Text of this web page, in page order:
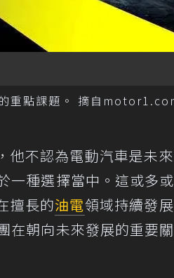
重點課題。 摘自
他不認為電動汽車是未
一種選擇當中。這或多
擅長的油電領域持續發
在朝向未來發展的重要